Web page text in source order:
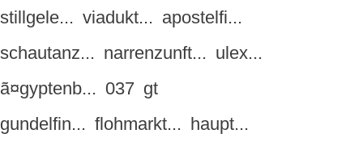
stillgele... viadukt... apostelfi...
schautanz... narrenzunft... ulex...
ã¤gyptenb... 037 gt
gundelfin... flohmarkt... haupt...